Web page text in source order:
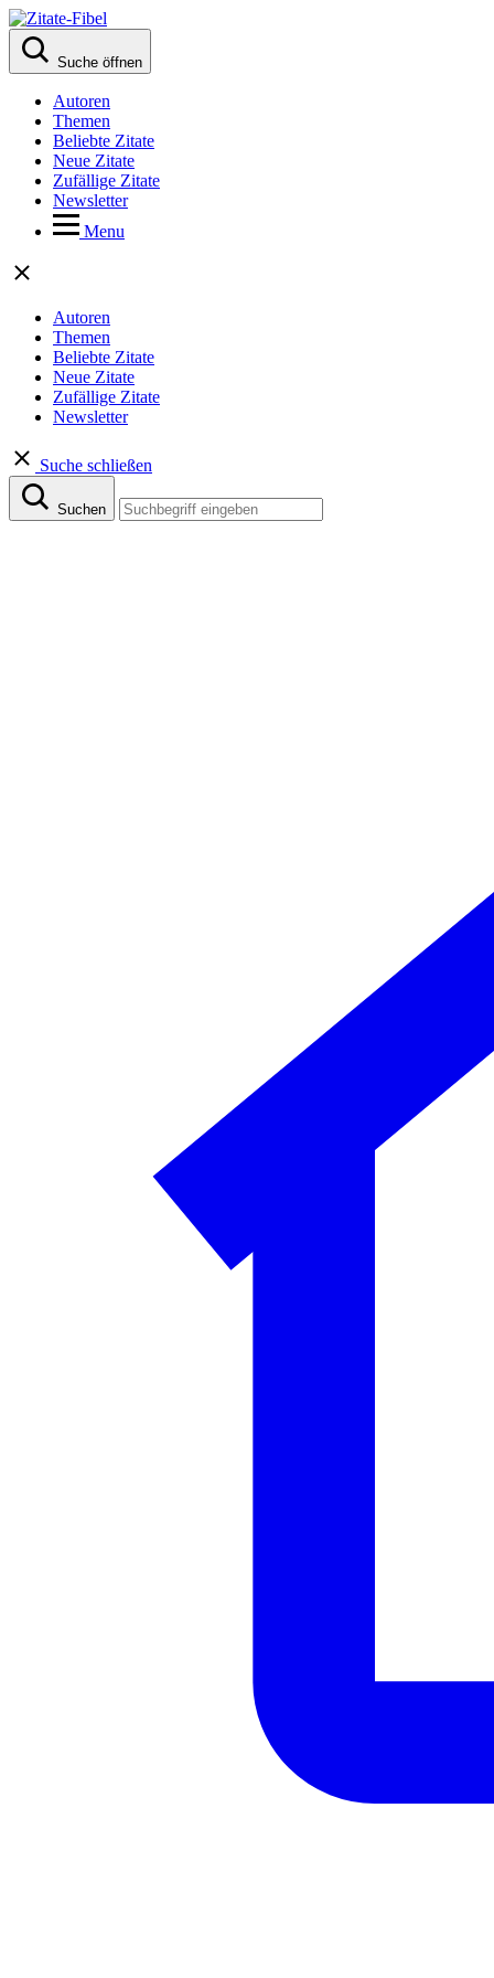
Suche öffnen
Autoren
Themen
Beliebte Zitate
Neue Zitate
Zufällige Zitate
Newsletter
Menu
Autoren
Themen
Beliebte Zitate
Neue Zitate
Zufällige Zitate
Newsletter
Suche schließen
Suchen